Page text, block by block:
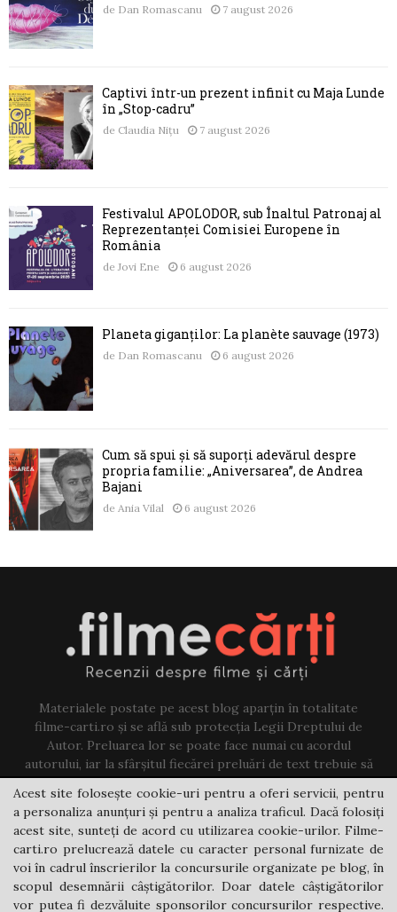
de Dan Romascanu 7 august 2026
Captivi într-un prezent infinit cu Maja Lunde
în „Stop-cadru”
de Claudia Nițu 7 august 2026
Festivalul APOLODOR, sub Înaltul Patronaj al
Reprezentanței Comisiei Europene în
România
de Jovi Ene 6 august 2026
Planeta giganților: La planète sauvage (1973)
de Dan Romascanu 6 august 2026
Cum să spui și să suporți adevărul despre
propria familie: „Aniversarea”, de Andrea
Bajani
de Ania Vilal 6 august 2026
Materialele postate pe acest blog aparțin în totalitate
filme-carti.ro și se află sub protecția Legii Dreptului de
Autor. Preluarea lor se poate face numai cu acordul
autorului, iar la sfârșitul fiecărei preluări de text trebuie să
existe un link către acest blog.
Contact us:jovi@filme-carti.ro
Acest site folosește cookie-uri pentru a oferi servicii, pentru
a personaliza anunțuri și pentru a analiza traficul. Dacă folosiți
acest site, sunteți de acord cu utilizarea cookie-urilor. Filme-
carti.ro prelucrează datele cu caracter personal furnizate de
voi în cadrul înscrierilor la concursurile organizate pe blog, în
scopul desemnării câștigătorilor. Doar datele câștigătorilor
vor putea fi dezvăluite sponsorilor concursurilor respective.